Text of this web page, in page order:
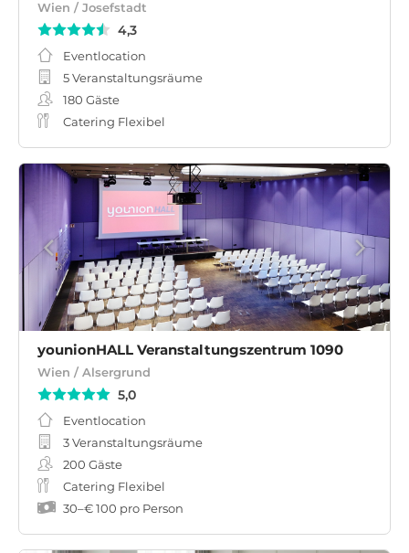
Wien / Josefstadt
4,3
Eventlocation
5 Veranstaltungsräume
180 Gäste
Catering Flexibel
younionHALL Veranstaltungszentrum 1090
Wien / Alsergrund
5,0
Eventlocation
3 Veranstaltungsräume
200 Gäste
Catering Flexibel
30–€ 100 pro Person